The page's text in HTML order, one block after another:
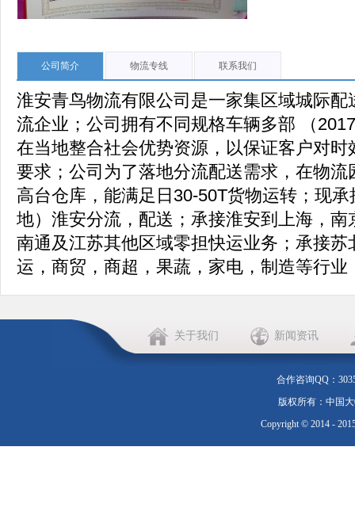
公司简介 物流专线 联系我们
淮安青鸟物流有限公司是一家集区域城际
流企业；公司拥有不同规格车辆多部 （
在当地整合社会优势资源，以保证客户对
要求；公司为了落地分流配送需求，在物
高台仓库，能满足日30-50T货物运转；现
地）淮安分流，配送；承接淮安到上海，
南通及江苏其他区域零担快运业务；承接
运，商贸，商超，果蔬，家电，制造等行
关于我们 新闻资讯
合作咨询QQ：
版权所有：中国大
Copyright © 2014 -